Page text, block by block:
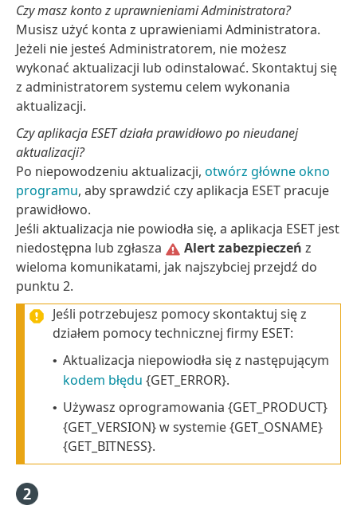
Czy masz konto z uprawnieniami Administratora?
Musisz użyć konta z uprawieniami Administratora.
Jeżeli nie jesteś Administratorem, nie możesz
wykonać aktualizacji lub odinstalować. Skontaktuj się
z administratorem systemu celem wykonania
aktualizacji.
Czy aplikacja ESET działa prawidłowo po nieudanej
aktualizacji?
Po niepowodzeniu aktualizacji, otwórz główne okno
programu, aby sprawdzić czy aplikacja ESET pracuje
prawidłowo.
Jeśli aktualizacja nie powiodła się, a aplikacja ESET jest
niedostępna lub zgłasza
Alert zabezpieczeń z
wieloma komunikatami, jak najszybciej przejdź do
punktu 2.
Jeśli potrzebujesz pomocy skontaktuj się z
działem pomocy technicznej firmy ESET:
• Aktualizacja niepowiodła się z następującym
kodem błędu {GET_ERROR}.
• Używasz oprogramowania {GET_PRODUCT}
{GET_VERSION} w systemie {GET_OSNAME}
{GET_BITNESS}.